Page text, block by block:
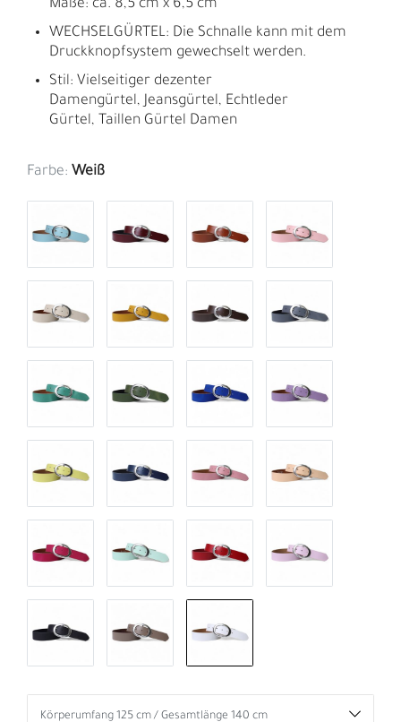
Maße: ca. 8,5 cm x 6,5 cm
WECHSELGÜRTEL: Die Schnalle kann mit dem
Druckknopfsystem gewechselt werden.
Stil: Vielseitiger dezenter
Damengürtel, Jeansgürtel, Echtleder
Gürtel, Taillen Gürtel Damen
Farbe: Weiß